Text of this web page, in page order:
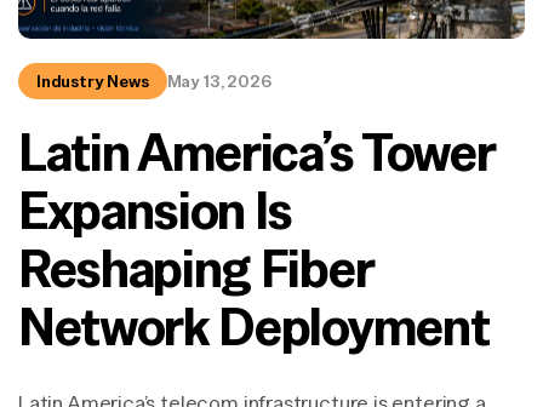
Industry News May 13, 2026
Latin America’s Tower
Expansion Is
Reshaping Fiber
Network Deployment